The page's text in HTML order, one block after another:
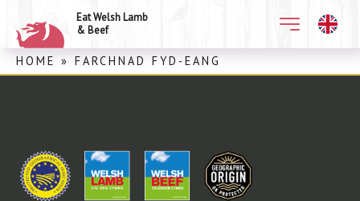
Eat Welsh Lamb
& Beef
HOME » FARCHNAD FYD-EANG